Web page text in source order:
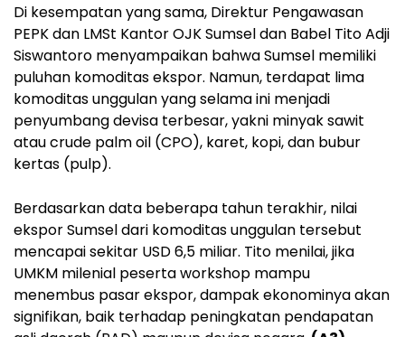
Di kesempatan yang sama, Direktur Pengawasan
PEPK dan LMSt Kantor OJK Sumsel dan Babel Tito Adji
Siswantoro menyampaikan bahwa Sumsel memiliki
puluhan komoditas ekspor. Namun, terdapat lima
komoditas unggulan yang selama ini menjadi
penyumbang devisa terbesar, yakni minyak sawit
atau crude palm oil (CPO), karet, kopi, dan bubur
kertas (pulp).
Berdasarkan data beberapa tahun terakhir, nilai
ekspor Sumsel dari komoditas unggulan tersebut
mencapai sekitar USD 6,5 miliar. Tito menilai, jika
UMKM milenial peserta workshop mampu
menembus pasar ekspor, dampak ekonominya akan
signifikan, baik terhadap peningkatan pendapatan